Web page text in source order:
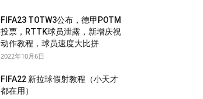
FIFA23 TOTW3公布，德甲POTM
投票，RTTK球员泄露，新增庆祝
动作教程，球员速度大比拼
2022年10月6日
FIFA22 新拉球假射教程（小天才
都在用）